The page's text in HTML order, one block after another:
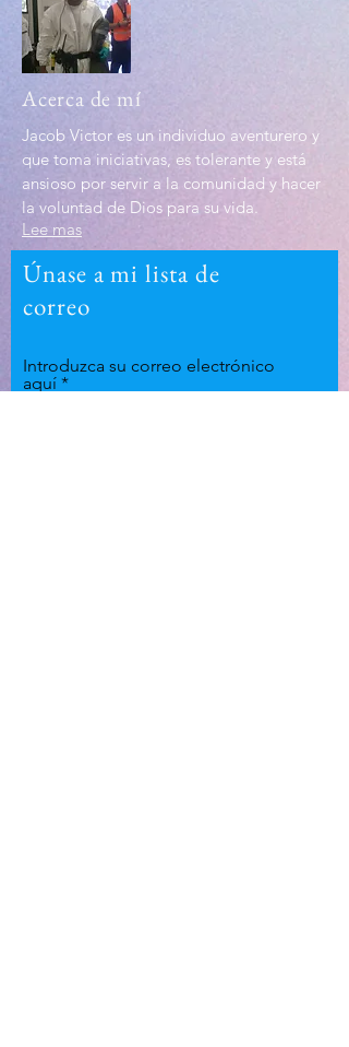
Acerca de mí
Jacob Victor es un individuo aventurero y
que toma iniciativas, es tolerante y está
ansioso por servir a la comunidad y hacer
la voluntad de Dios para su vida.
Lee mas
Únase a mi lista de
correo
Introduzca su correo electrónico
aquí